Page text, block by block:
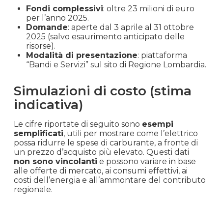
Fondi complessivi: oltre 23 milioni di euro
per l’anno 2025.
Domande: aperte dal 3 aprile al 31 ottobre
2025 (salvo esaurimento anticipato delle
risorse).
Modalità di presentazione: piattaforma
“Bandi e Servizi” sul sito di Regione Lombardia.
Simulazioni di costo (stima
indicativa)
Le cifre riportate di seguito sono esempi
semplificati, utili per mostrare come l’elettrico
possa ridurre le spese di carburante, a fronte di
un prezzo d’acquisto più elevato. Questi dati
non sono vincolanti e possono variare in base
alle offerte di mercato, ai consumi effettivi, ai
costi dell’energia e all’ammontare del contributo
regionale.